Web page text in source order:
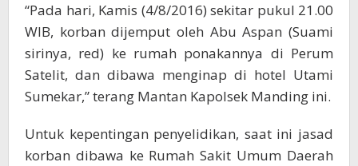
“Pada hari, Kamis (4/8/2016) sekitar pukul 21.00
WIB, korban dijemput oleh Abu Aspan (Suami
sirinya, red) ke rumah ponakannya di Perum
Satelit, dan dibawa menginap di hotel Utami
Sumekar,” terang Mantan Kapolsek Manding ini.
Untuk kepentingan penyelidikan, saat ini jasad
korban dibawa ke Rumah Sakit Umum Daerah